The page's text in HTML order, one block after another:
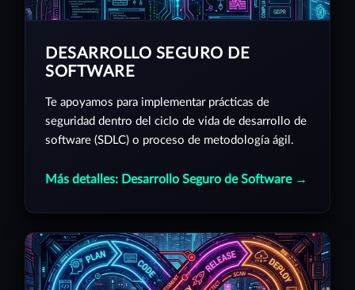
DESARROLLO SEGURO DE
SOFTWARE
Te apoyamos para implementar prácticas de
seguridad dentro del ciclo de vida de desarrollo de
software (SDLC) o proceso de metodología ágil.
Más detalles: Desarrollo Seguro de Software →